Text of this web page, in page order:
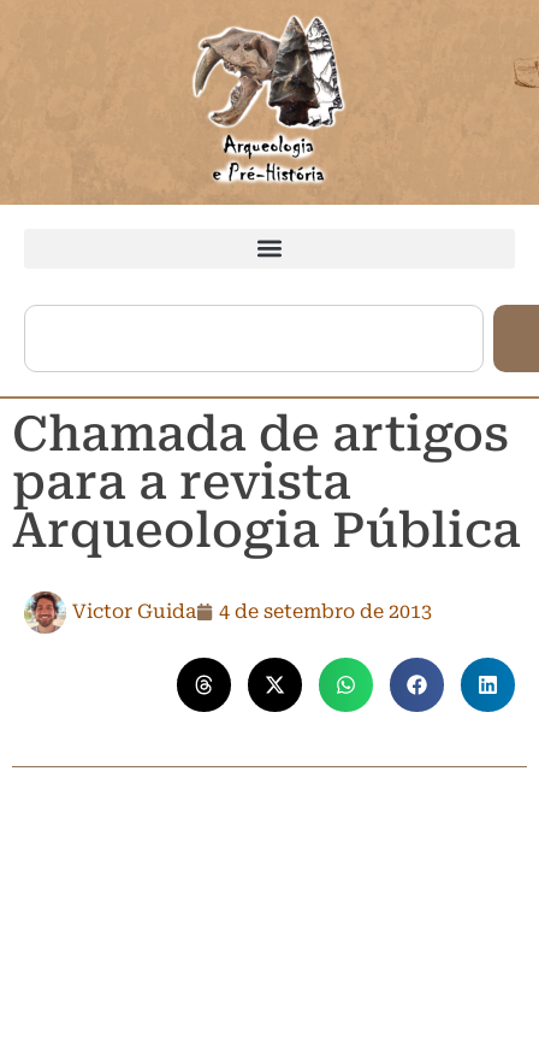
Chamada de artigos
para a revista
Arqueologia Pública
Victor Guida 4 de setembro de 2013